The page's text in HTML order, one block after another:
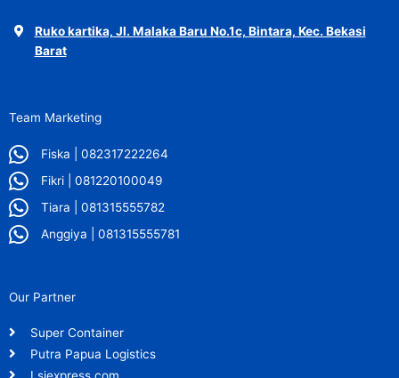
Ruko kartika, Jl. Malaka Baru No.1c, Bintara, Kec. Bekasi
Barat
Team Marketing
Fiska | 082317222264
Fikri | 081220100049
Tiara | 081315555782
Anggiya | 081315555781
Our Partner
Super Container
Putra Papua Logistics
Lsjexpress.com